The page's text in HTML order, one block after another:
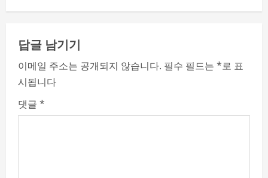
i
u
e
R
답글 남기기
이메일 주소는 공개되지 않습니다. 필수 필드는 *로 표
시됩니다
댓글 *